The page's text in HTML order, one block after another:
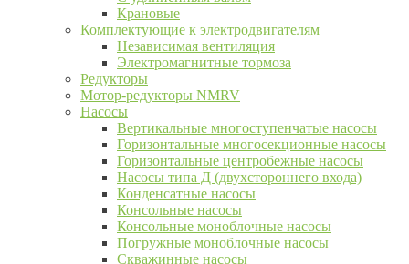
Крановые
Комплектующие к электродвигателям
Независимая вентиляция
Электромагнитные тормоза
Редукторы
Мотор-редукторы NMRV
Насосы
Вертикальные многоступенчатые насосы
Горизонтальные многосекционные насосы
Горизонтальные центробежные насосы
Насосы типа Д (двухстороннего входа)
Конденсатные насосы
Консольные насосы
Консольные моноблочные насосы
Погружные моноблочные насосы
Скважинные насосы